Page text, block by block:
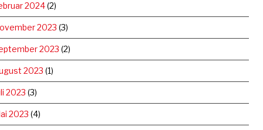
2024(2)
2023 (3)
2023 (2)
2023 (1)
2023 (3)
2023 (4)